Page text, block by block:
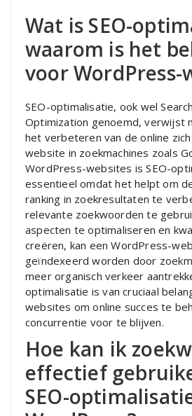
Wat is SEO-
waarom is het
voor WordPress-
SEO-optimalisatie, ook wel
Optimization genoemd, verwijst
het verbeteren van de online
website in zoekmachines zoals
WordPress-websites is SEO-
essentieel omdat het helpt om
ranking in zoekresultaten te
relevante zoekwoorden te
aspecten te optimaliseren en
creëren, kan een WordPress-
geïndexeerd worden door
meer organisch verkeer
optimalisatie is van cruciaal
websites om online succes te
concurrentie voor te blijven.
Hoe kan ik
effectief
SEO-